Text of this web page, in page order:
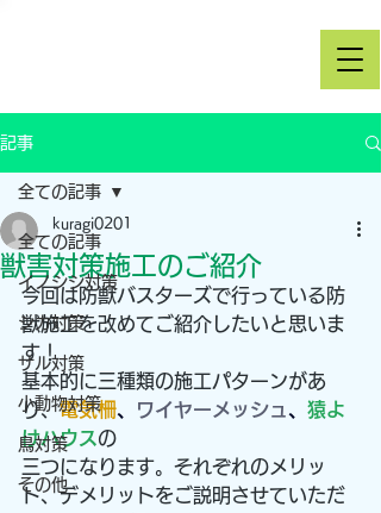
記事
全ての記事
イノシシ対策
シカ対策
サル対策
小動物対策
鳥対策
その他
全ての記事
獣害対策施工のご紹介
kuragi0201
今回は防獣バスターズで行っている防
獣施工を改めてご紹介したいと思いま
す！
基本的に三種類の施工パターンがあ
り、電気柵、 ワイヤーメッシュ 、 猿よ
けハウスの
三つになります。それぞれのメリッ
ト、デメリットをご説明させていただ